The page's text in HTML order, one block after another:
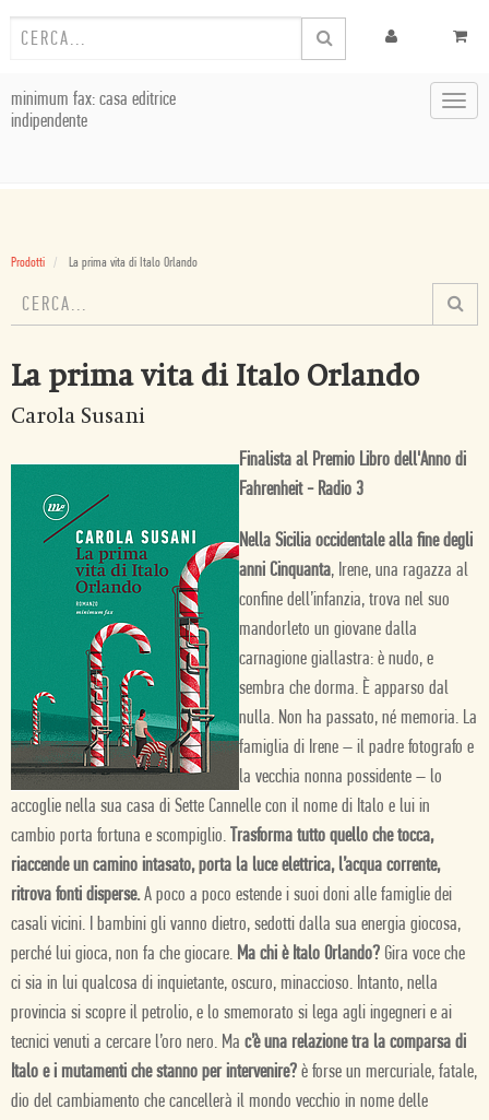
minimum fax: casa editrice
indipendente
Prodotti La prima vita di Italo Orlando
La prima vita di Italo Orlando
Carola Susani
Finalista al Premio Libro dell'Anno di
Fahrenheit - Radio 3
Nella Sicilia occidentale alla fine degli
anni Cinquanta, Irene, una ragazza al
confine dell’infanzia, trova nel suo
mandorleto un giovane dalla
carnagione giallastra: è nudo, e
sembra che dorma. È apparso dal
nulla. Non ha passato, né memoria. La
famiglia di Irene – il padre fotografo e
la vecchia nonna possidente – lo
accoglie nella sua casa di Sette Cannelle con il nome di Italo e lui in
cambio porta fortuna e scompiglio. Trasforma tutto quello che tocca,
riaccende un camino intasato, porta la luce elettrica, l’acqua corrente,
ritrova fonti disperse.A poco a poco estende i suoi doni alle famiglie dei
casali vicini. I bambini gli vanno dietro, sedotti dalla sua energia giocosa,
perché lui gioca, non fa che giocare. Ma chi è Italo Orlando? Gira voce che
ci sia in lui qualcosa di inquietante, oscuro, minaccioso. Intanto, nella
provincia si scopre il petrolio, e lo smemorato si lega agli ingegneri e ai
tecnici venuti a cercare l’oro nero. Ma c’è una relazione tra la comparsa di
Italo e i mutamenti che stanno per intervenire? è forse un mercuriale, fatale,
dio del cambiamento che cancellerà il mondo vecchio in nome delle